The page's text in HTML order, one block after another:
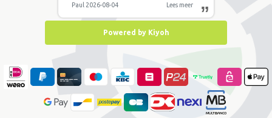
Paul 2026-08-04 Lees meer ”
Powered by Kiyoh